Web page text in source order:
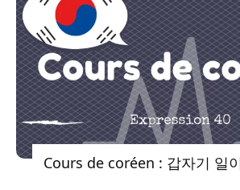
Cours de coréen : 갑자기 일